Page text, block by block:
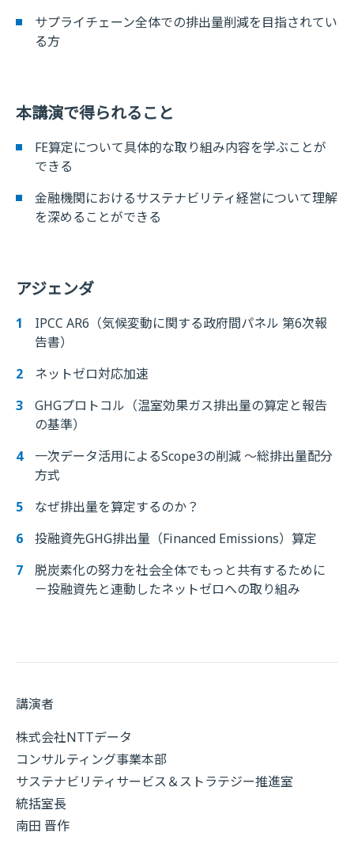
サプライチェーン全体での排出量削減を目指されてい
る方
本講演で得られること
FE算定について具体的な取り組み内容を学ぶことが
できる
金融機関におけるサステナビリティ経営について理解
を深めることができる
アジェンダ
IPCC AR6（気候変動に関する政府間パネル 第6次報
告書）
ネットゼロ対応加速
GHGプロトコル（温室効果ガス排出量の算定と報告
の基準）
一次データ活用によるScope3の削減 ～総排出量配分
方式
なぜ排出量を算定するのか？
投融資先GHG排出量（Financed Emissions）算定
脱炭素化の努力を社会全体でもっと共有するために
－投融資先と連動したネットゼロへの取り組み
講演者
株式会社NTTデータ
コンサルティング事業本部
サステナビリティサービス＆ストラテジー推進室
統括室長
南田 晋作